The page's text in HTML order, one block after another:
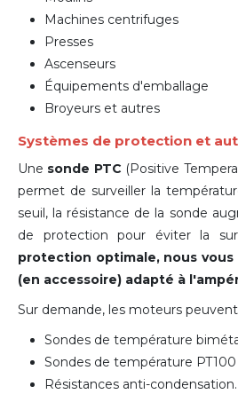
Machines centrifuges
Presses
Ascenseurs
Équipements d'emballage
Broyeurs et autres
Systèmes de protection et
Une sonde PTC (Positive
permet de surveiller la
seuil, la résistance de la sonde
de protection pour éviter la
protection optimale, nous
(en accessoire) adapté à
Sur demande, les moteurs
Sondes de température
Sondes de température
Résistances anti-condensation.